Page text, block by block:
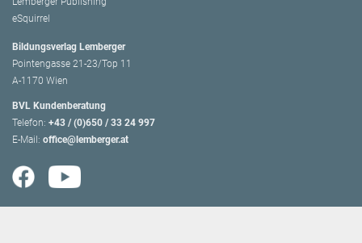
eSquirrel
Bildungsverlag Lemberger
Pointengasse 21-23/Top 11
A-1170 Wien
BVL Kundenberatung
Telefon: +43 / (0)650 / 33 24 997
E-Mail: office@lemberger.at